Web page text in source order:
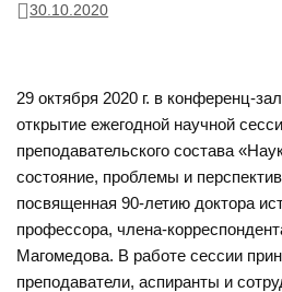
30.10.2020
29 октября 2020 г. в конференц-
открытие ежегодной научной
преподавательского состава
состояние, проблемы и
посвященная 90-летию доктора
профессора, члена-
Магомедова. В работе сессии
преподаватели, аспиранты и